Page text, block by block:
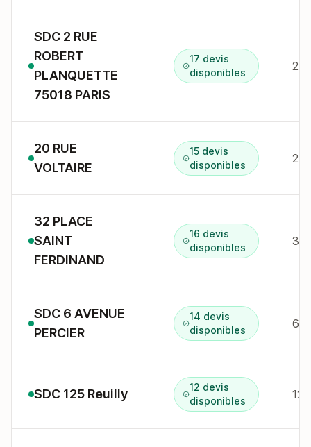
SDC 2 RUE
ROBERT
PLANQUETTE
75018 PARIS
17 devis
disponibles
2 r
20 RUE
VOLTAIRE
15 devis
disponibles
20
32 PLACE
SAINT
FERDINAND
16 devis
disponibles
32
SDC 6 AVENUE
PERCIER
14 devis
disponibles
6
SDC 125 Reuilly
12 devis
disponibles